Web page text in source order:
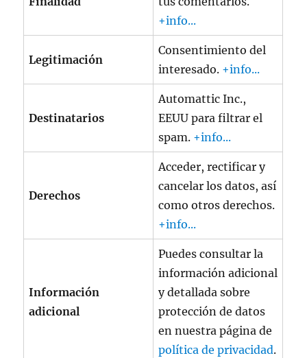
+info...
Legitimación
Consentimiento del
interesado. +info...
Destinatarios
Automattic Inc.,
EEUU para filtrar el
spam. +info...
Derechos
Acceder, rectificar y
cancelar los datos, así
como otros derechos.
+info...
Información
adicional
Puedes consultar la
información adicional
y detallada sobre
protección de datos
en nuestra página de
política de privacidad.